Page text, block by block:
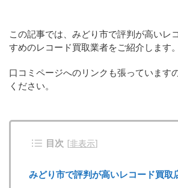
この記事では、みどり市で評判が高いレ
すめのレコード買取業者をご紹介します。
口コミページへのリンクも張っています
ください。
目次 [非表示]
みどり市で評判が高いレコード買取